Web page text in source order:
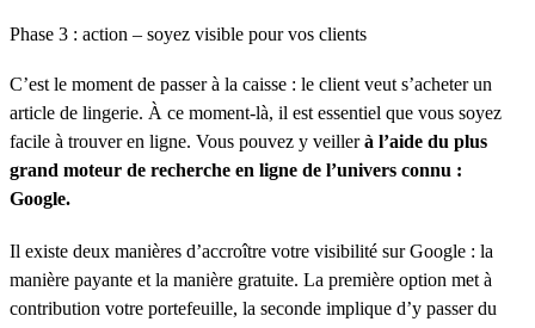
Phase 3 : action – soyez visible pour vos clients
C’est le moment de passer à la caisse : le client veut s’acheter un
article de lingerie. À ce moment-là, il est essentiel que vous soyez
facile à trouver en ligne. Vous pouvez y veillerà l’aide du plus
grand moteur de recherche en ligne de l’univers connu :
Google.
Il existe deux manières d’accroître votre visibilité sur Google : la
manière payante et la manière gratuite. La première option met à
contribution votre portefeuille, la seconde implique d’y passer du